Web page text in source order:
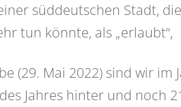
süddeutschen Stadt,
tun könnte, als „erlaubt“,
(29. Mai 2022) sind wir im
Jahres hinter und noch